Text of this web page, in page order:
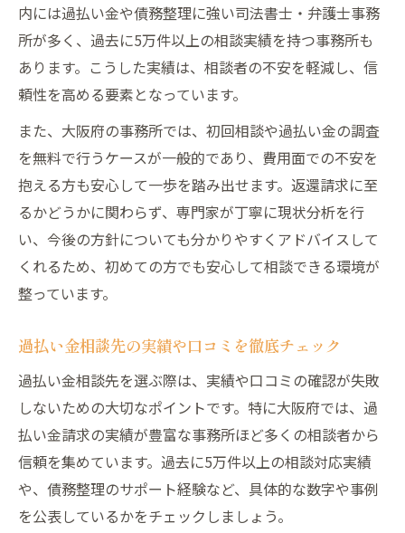
過払い金返還額の目安を無料相談で確認し
よう
借金問題も相談できる大阪の無料相談の魅
力
過払い金無料診断で分かることと注意点
過払い金請求の流れと大阪で失敗しないコツ
過払い金請求の一般的な流れと大阪での注
意点
大阪で過払い金請求をスムーズに進めるコ
ツ
過払い金請求のデメリットも無料相談で確
大阪で無料相談から返還までのポイント解
説
過払い金請求を失敗しないための相談活用
法
大阪府内で無料相談できる過払い金解決の道
大阪府内で過払い金無料相談を活用する方
内には過払い金や債務整理に強い司法書士・弁護士事務
所が多く、過去に5万件以上の相談実績を持つ事務所も
あります。こうした実績は、相談者の不安を軽減し、信
頼性を高める要素となっています。
また、大阪府の事務所では、初回相談や過払い金の調査
を無料で行うケースが一般的であり、費用面での不安を
抱える方も安心して一歩を踏み出せます。返還請求に至
るかどうかに関わらず、専門家が丁寧に現状分析を行
い、今後の方針についても分かりやすくアドバイスして
くれるため、初めての方でも安心して相談できる環境が
整っています。
過払い金相談先の実績や口コミを徹底チェック
過払い金相談先を選ぶ際は、実績や口コミの確認が失敗
しないための大切なポイントです。特に大阪府では、過
払い金請求の実績が豊富な事務所ほど多くの相談者から
信頼を集めています。過去に5万件以上の相談対応実績
や、債務整理のサポート経験など、具体的な数字や事例
を公表しているかをチェックしましょう。